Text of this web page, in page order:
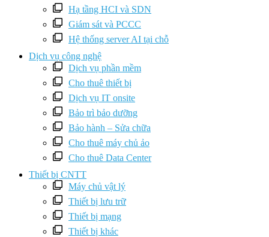
Hạ tầng HCI và SDN
Giám sát và PCCC
Hệ thống server AI tại chỗ
Dịch vụ công nghệ
Dịch vụ phần mềm
Cho thuê thiết bị
Dịch vụ IT onsite
Bảo trì bảo dưỡng
Bảo hành – Sửa chữa
Cho thuê máy chủ ảo
Cho thuê Data Center
Thiết bị CNTT
Máy chủ vật lý
Thiết bị lưu trữ
Thiết bị mạng
Thiết bị khác